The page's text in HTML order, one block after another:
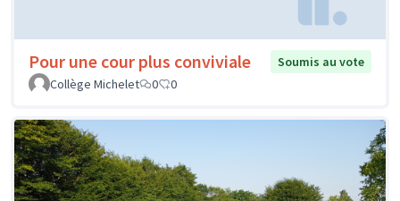
Pour une cour plus conviviale
Soumis au vote
Collège Michelet
0 0